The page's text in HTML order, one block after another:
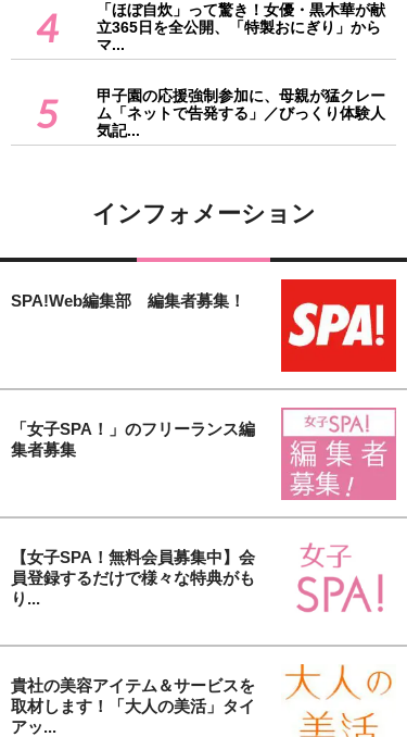
4
「ほぼ自炊」って驚き！女優・黒木華が献
立365日を全公開、「特製おにぎり」から
マ...
5
甲子園の応援強制参加に、母親が猛クレー
ム「ネットで告発する」／びっくり体験人
気記...
インフォメーション
SPA!Web編集部 編集者募集！
「女子SPA！」のフリーランス編
集者募集
【女子SPA！無料会員募集中】会
員登録するだけで様々な特典がも
り...
貴社の美容アイテム＆サービスを
取材します！「大人の美活」タイ
アッ...